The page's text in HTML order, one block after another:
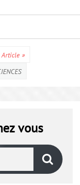
Article »
vous